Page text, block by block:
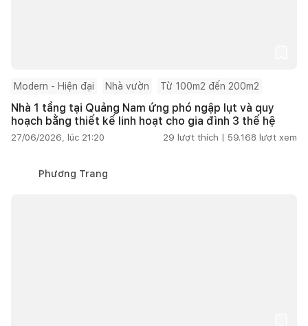
Modern - Hiện đại Nhà vườn Từ 100m2 đến 200m2
Nhà 1 tầng tại Quảng Nam ứng phó ngập lụt và quy
hoạch bằng thiết kế linh hoạt cho gia đình 3 thế hệ
27/06/2026, lúc 21:20 29 lượt thích | 59.168 lượt xem
Phương Trang